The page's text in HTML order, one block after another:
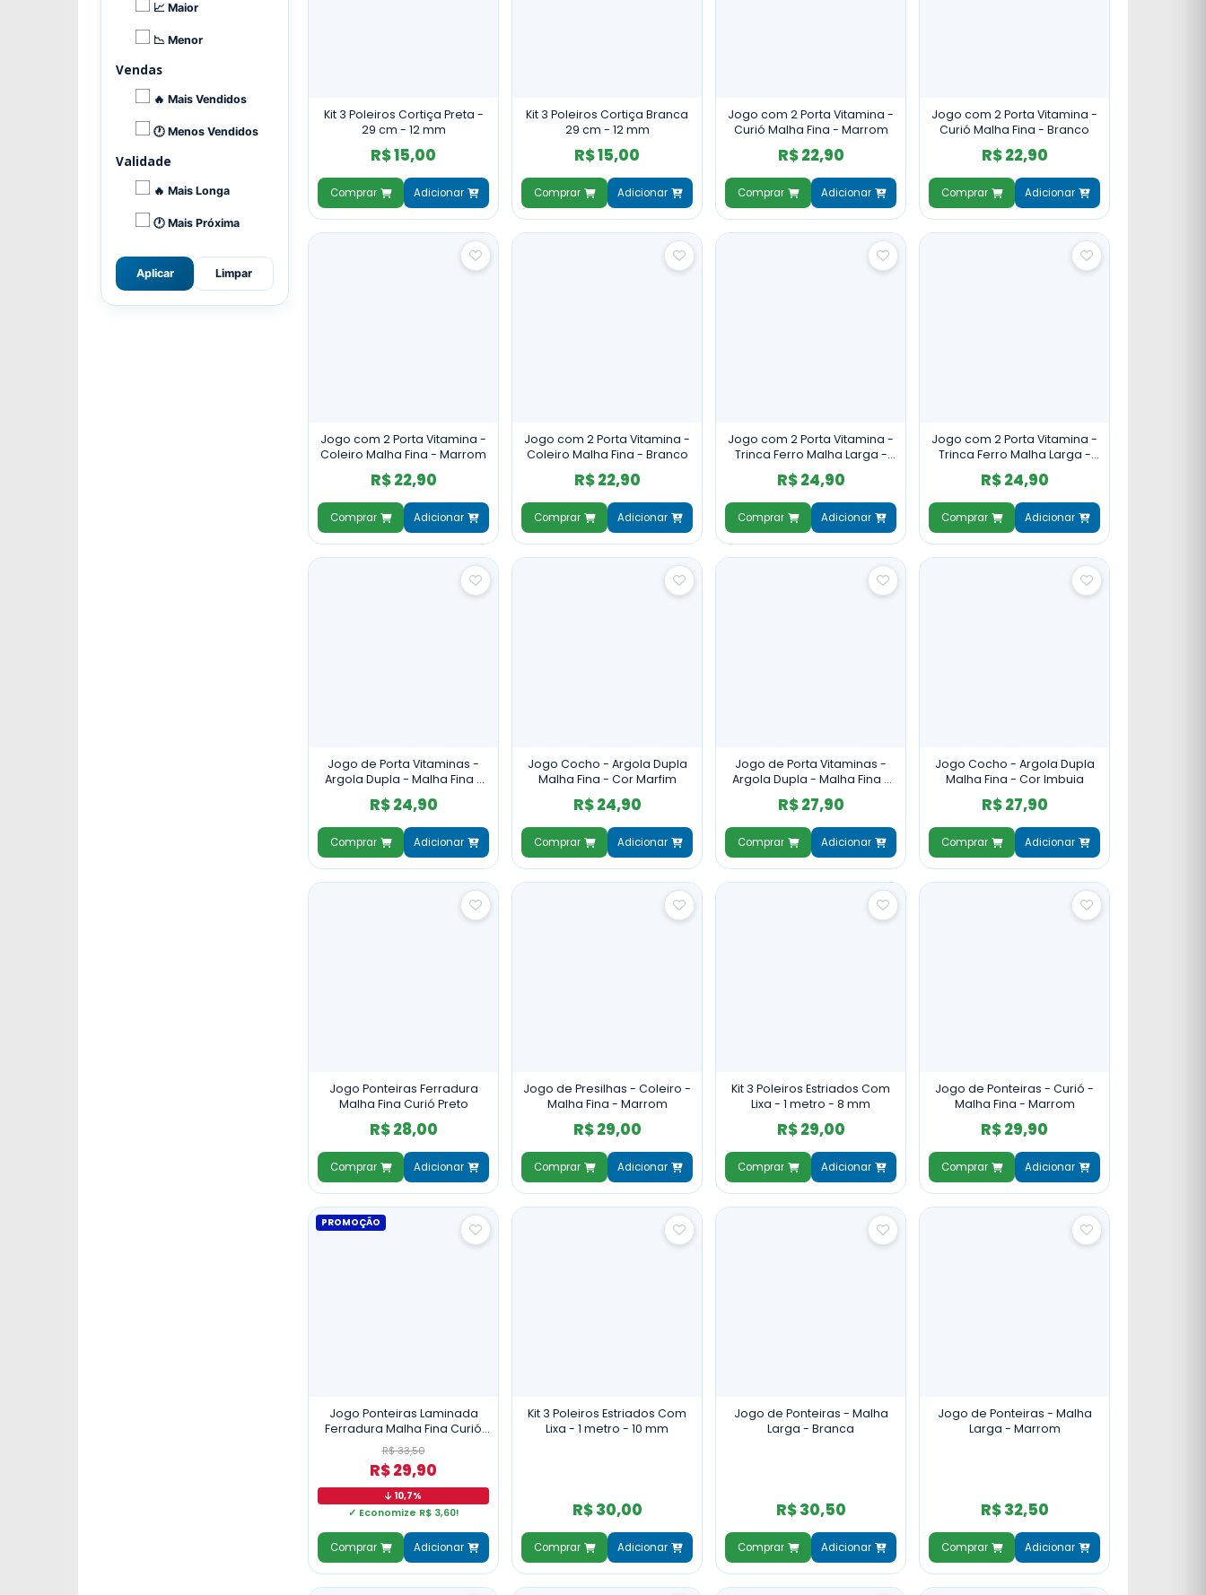
📈 Maior
📉 Menor
Vendas
🔥 Mais Vendidos
🕐 Menos Vendidos
Validade
🔥 Mais Longa
🕐 Mais Próxima
Aplicar Limpar
Kit 3 Poleiros Cortiça Preta -
29 cm - 12 mm
R$ 15,00
Comprar Adicionar
Kit 3 Poleiros Cortiça Branca
29 cm - 12 mm
R$ 15,00
Comprar Adicionar
Jogo com 2 Porta Vitamina -
Curió Malha Fina - Marrom
R$ 22,90
Comprar Adicionar
Jogo com 2 Porta Vitamina -
Curió Malha Fina - Branco
R$ 22,90
Comprar Adicionar
Jogo com 2 Porta Vitamina -
Coleiro Malha Fina - Marrom
R$ 22,90
Comprar Adicionar
Jogo com 2 Porta Vitamina -
Coleiro Malha Fina - Branco
R$ 22,90
Comprar Adicionar
Jogo com 2 Porta Vitamina -
Trinca Ferro Malha Larga -
Marrom
R$ 24,90
Comprar Adicionar
Jogo com 2 Porta Vitamina -
Trinca Ferro Malha Larga -
Branco
R$ 24,90
Comprar Adicionar
Jogo de Porta Vitaminas -
Argola Dupla - Malha Fina -
Coleira - Marfim
R$ 24,90
Comprar Adicionar
Jogo Cocho - Argola Dupla
Malha Fina - Cor Marfim
R$ 24,90
Comprar Adicionar
Jogo de Porta Vitaminas -
Argola Dupla - Malha Fina -
Coleira - Imbuia
R$ 27,90
Comprar Adicionar
Jogo Cocho - Argola Dupla
Malha Fina - Cor Imbuia
R$ 27,90
Comprar Adicionar
Jogo Ponteiras Ferradura
Malha Fina Curió Preto
R$ 28,00
Comprar Adicionar
Jogo de Presilhas - Coleiro -
Malha Fina - Marrom
R$ 29,00
Comprar Adicionar
Kit 3 Poleiros Estriados Com
Lixa - 1 metro - 8 mm
R$ 29,00
Comprar Adicionar
Jogo de Ponteiras - Curió -
Malha Fina - Marrom
R$ 29,90
Comprar Adicionar
PROMOÇÃO
Jogo Ponteiras Laminada
Ferradura Malha Fina Curió
Marfim
R$ 33,50
R$ 29,90
10,7%
✓ Economize R$ 3,60!
Comprar Adicionar
Kit 3 Poleiros Estriados Com
Lixa - 1 metro - 10 mm
R$ 30,00
Comprar Adicionar
Jogo de Ponteiras - Malha
Larga - Branca
R$ 30,50
Comprar Adicionar
Jogo de Ponteiras - Malha
Larga - Marrom
R$ 32,50
Comprar Adicionar